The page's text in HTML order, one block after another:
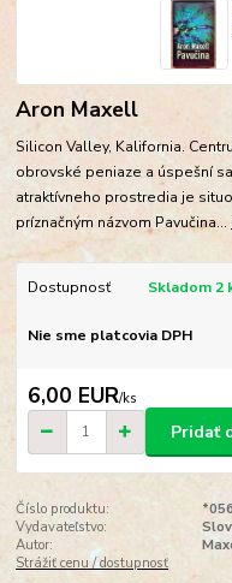
Aron Maxell
Silicon Valley, Kalifornia.
obrovské peniaze a úspešní
atraktívneho prostredia je
príznačným názvom Pavučina...
Dostupnosť Skladom 2
Nie sme platcovia DPH
6,00 EUR/ks
Pridať
Číslo produktu:
Vydavateľstvo:
Autor:
Strážiť cenu / dostupnosť